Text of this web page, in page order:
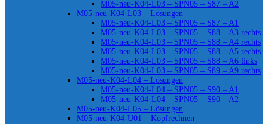
M05-neu-K04-L03 – SPN05 – S87 – A2
M05-neu-K04-L03 – Lösungen
M05-neu-K04-L03 – SPN05 – S87 – A1
M05-neu-K04-L03 – SPN05 – S88 – A3 rechts
M05-neu-K04-L03 – SPN05 – S88 – A4 rechts
M05-neu-K04-L03 – SPN05 – S88 – A5 rechts
M05-neu-K04-L03 – SPN05 – S88 – A6 links
M05-neu-K04-L03 – SPN05 – S89 – A9 rechts
M05-neu-K04-L04 – Lösungen
M05-neu-K04-L04 – SPN05 – S90 – A1
M05-neu-K04-L04 – SPN05 – S90 – A2
M05-neu-K04-L05 – Lösungen
M05-neu-K04-U01 – Kopfrechnen